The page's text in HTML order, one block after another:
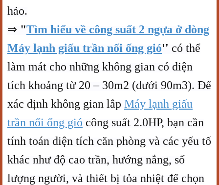
hảo.
⇒ "Tìm hiểu về công suất 2 ngựa ở dòng
Máy lạnh giấu trần nối ống gió'' có thể
làm mát cho những không gian có diện
tích khoảng từ 20 – 30m2 (dưới 90m3). Để
xác định không gian lắp Máy lạnh giấu
trần nối ống gió công suất 2.0HP, bạn cần
tính toán diện tích căn phòng và các yếu tố
khác như độ cao trần, hướng nắng, số
lượng người, và thiết bị tỏa nhiệt để chọn